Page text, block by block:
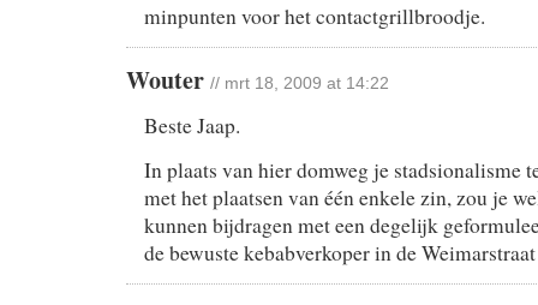
minpunten voor het contactgrillbroodje.
Wouter // mrt 18, 2009 at 14:22
Beste Jaap.
In plaats van hier domweg je stadsionalisme
met het plaatsen van één enkele zin, zou je
kunnen bijdragen met een degelijk
de bewuste kebabverkoper in de